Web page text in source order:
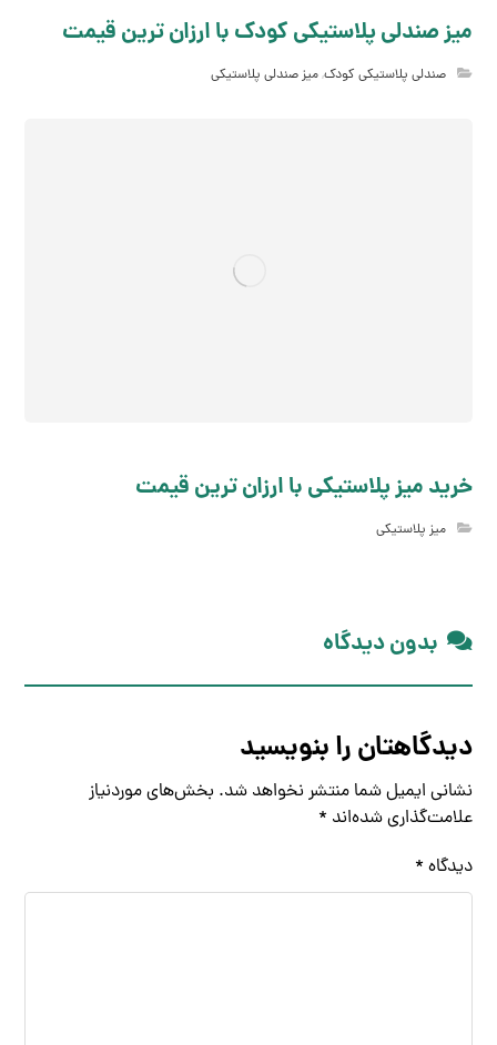
میز صندلی پلاستیکی کودک با ارزان ترین قیمت
صندلی پلاستیکی کودک,میز صندلی پلاستیکی
خرید میز پلاستیکی با ارزان ترین قیمت
میز پلاستیکی
بدون دیدگاه
دیدگاهتان را بنویسید
نشانی ایمیل شما منتشر نخواهد شد. بخش‌های موردنیاز
علامت‌گذاری شده‌اند *
دیدگاه *